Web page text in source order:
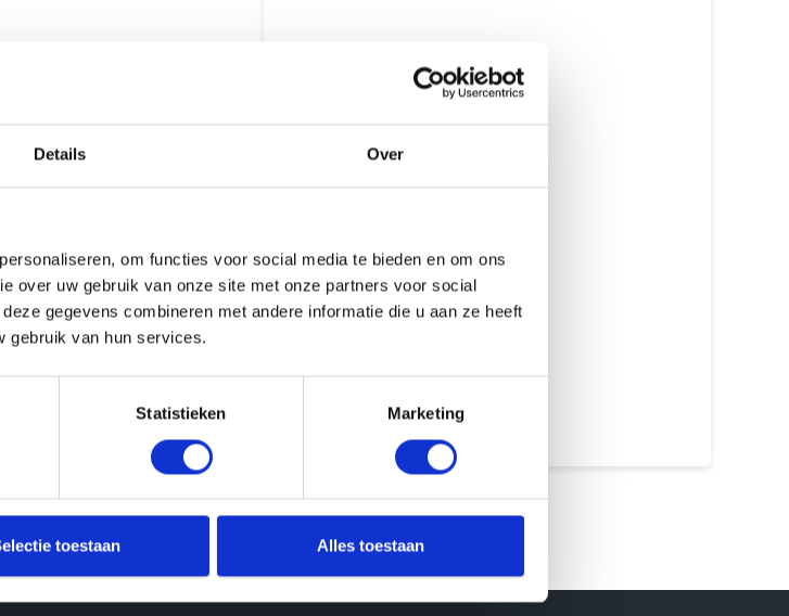
Details Over
om functies voor social media te bieden en om ons
over uw gebruik van onze site met onze partners voor social
gegevens combineren met andere informatie die u aan ze heeft
gebruik van hun services.
Statistieken Marketing
toestaan Alles toestaan
Erkende Apple Reparateur
Meer dan 15 jaar ervaring
Beste prijs garantie
Maak een afspraak